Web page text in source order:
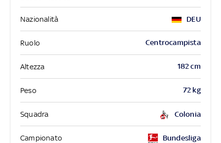
Nazionalità DEU
Ruolo Centrocampista
Altezza 182 cm
Peso 72 kg
Squadra Colonia
Campionato Bundesliga